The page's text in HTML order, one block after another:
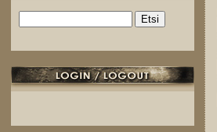
Hakulomake